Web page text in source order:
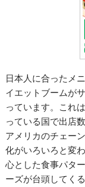
日本人に合ったメ
イエットブームが
っています。これ
っている国で出店
アメリカのチェー
化がいろいろと変
心とした食事パタ
ーズが台頭してく